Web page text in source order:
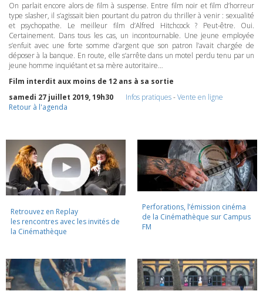
On parlait encore alors de film à suspense. Entre film noir et film d’horreur
type slasher, il s’agissait bien pourtant du patron du thriller à venir : sexualité
et psychopathe. Le meilleur film d’Alfred Hitchcock ? Peut-être. Oui.
Certainement. Dans tous les cas, un incontournable. Une jeune employée
s’enfuit avec une forte somme d’argent que son patron l’avait chargée de
déposer à la banque. En route, elle s’arrête dans un motel perdu tenu par un
jeune homme inquiétant et sa mère autoritaire…
Film interdit aux moins de 12 ans à sa sortie
samedi 27 juillet 2019, 19h30
Infos pratiques-Vente en ligne
Retour à l'agenda
Retrouvez en Replay
les rencontres avec les invités de
la Cinémathèque
Perforations, l’émission cinéma
de la Cinémathèque sur Campus
FM